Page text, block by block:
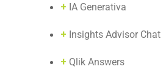
+ IA Generativa
+ Insights Advisor Chat
+ Qlik Answers